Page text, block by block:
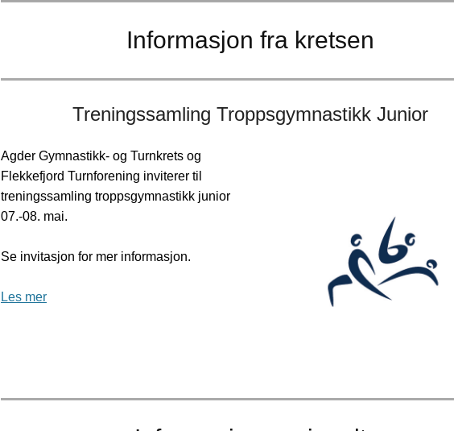
Informasjon fra kretsen
Treningssamling Troppsgymnastikk Junior
Agder Gymnastikk- og Turnkrets og
Flekkefjord Turnforening inviterer til
treningssamling troppsgymnastikk junior
07.-08. mai.
Se invitasjon for mer informasjon.
Les mer